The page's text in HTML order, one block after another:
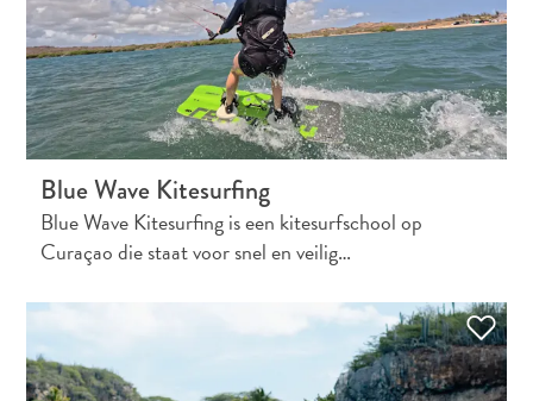
Blue Wave Kitesurfing
Blue Wave Kitesurfing is een kitesurfschool op
Curaçao die staat voor snel en veilig…